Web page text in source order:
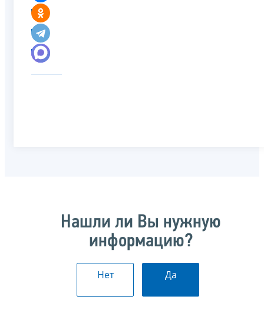
Нашли ли Вы нужную
информацию?
Нет Да